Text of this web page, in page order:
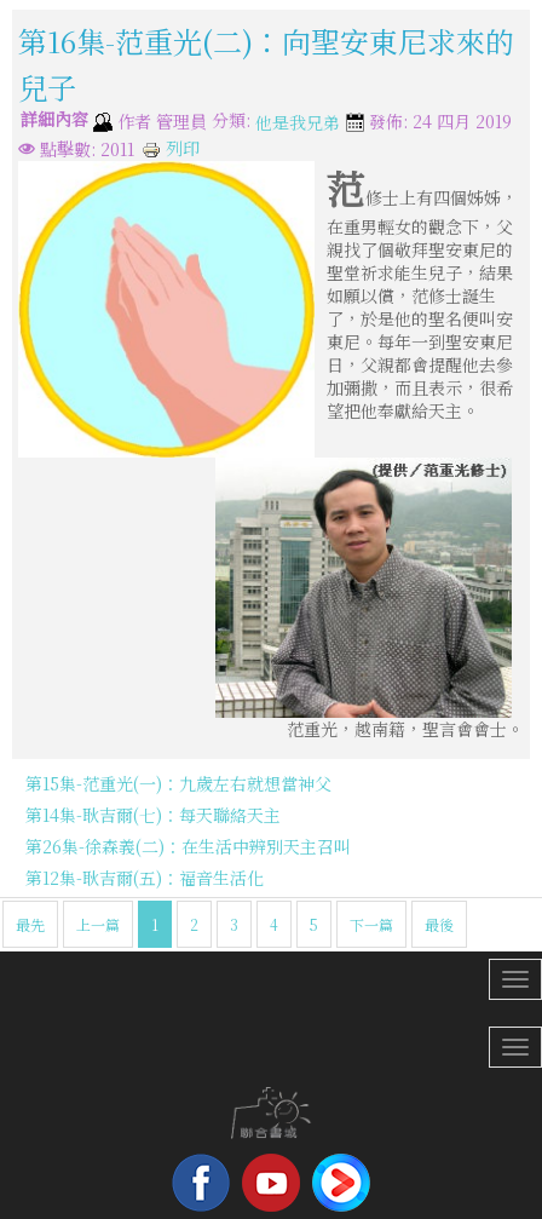
第16集-范重光(二)：向聖安東尼求來的
兒子
詳細內容 作者 管理員 分類: 他是我兄弟
發佈: 24 四月 2019
點擊數: 2011
列印
范修士上有四個姊姊，
在重男輕女的觀念下，父
親找了個敬拜聖安東尼的
聖堂祈求能生兒子，結果
如願以償，范修士誕生
了，於是他的聖名便叫安
東尼。每年一到聖安東尼
日，父親都會提醒他去參
加彌撒，而且表示，很希
望把他奉獻給天主。
范重光，越南籍，聖言會會士。
第15集-范重光(一)：九歲左右就想當神父
第14集-耿吉爾(七)：每天聯絡天主
第26集-徐森義(二)：在生活中辨別天主召叫
第12集-耿吉爾(五)：福音生活化
最先 上一篇 1 2 3 4 5 下一篇 最後